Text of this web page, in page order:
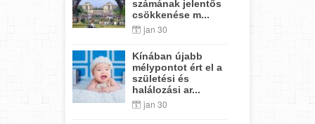
számának jelentős
csökkenése m...
jan 30
Kínában újabb
mélypontot ért el a
születési és
halálozási ar...
jan 30